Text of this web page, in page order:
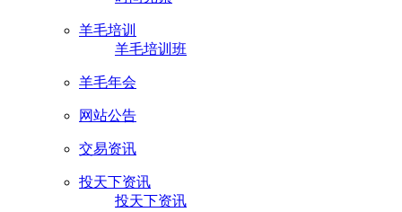
羊毛培训
羊毛培训班
羊毛年会
网站公告
交易资讯
投天下资讯
投天下资讯